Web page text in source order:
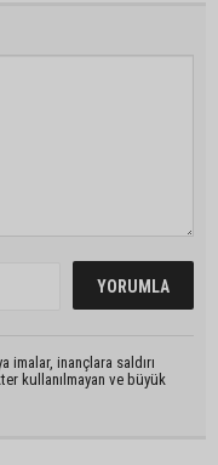
imalar, inançlara saldırı
kullanılmayan ve büyük